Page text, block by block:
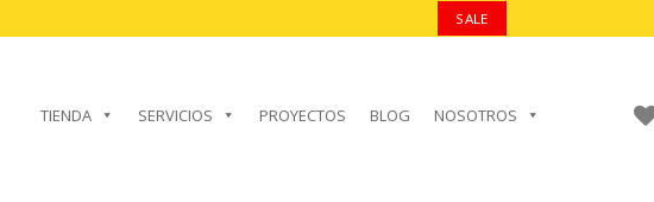
SALE
TIENDA SERVICIOS PROYECTOS BLOG NOSOTROS